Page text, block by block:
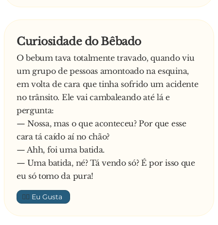
ver a camisa e ficando enjoada, ela encontra em
seu bolso duas notas de 20 reais.
Pergunta a nauseada esposa.
O bêbado responde:
— Ah! É que ele vomitou nas minhas calças
também.
Curiosidade do Bêbado
O bebum tava totalmente travado, quando viu
um grupo de pessoas amontoado na esquina,
em volta de cara que tinha sofrido um acidente
no trânsito. Ele vai cambaleando até lá e
pergunta:
— Nossa, mas o que aconteceu? Por que esse
cara tá caído aí no chão?
— Ahh, foi uma batida.
— Uma batida, né? Tá vendo só? É por isso que
eu só tomo da pura!
👍🏼